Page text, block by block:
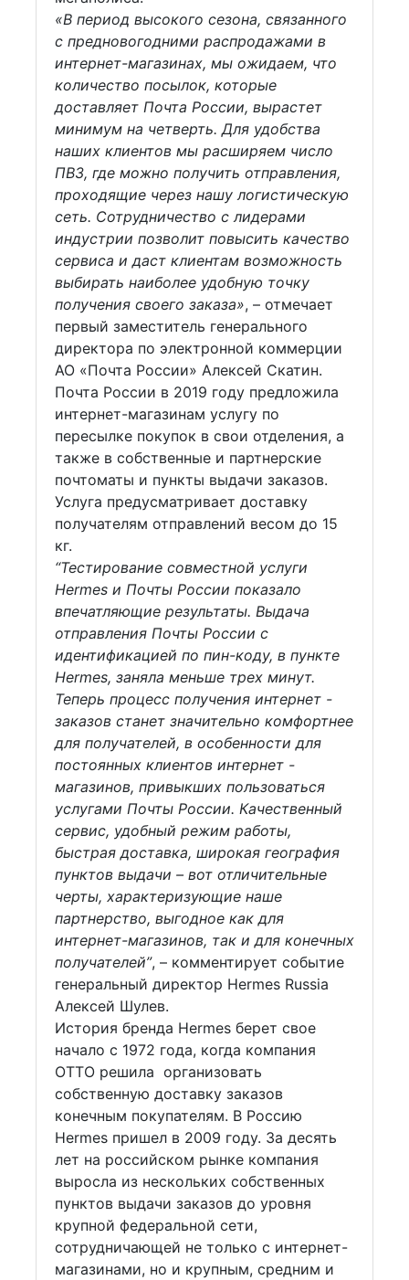
«В период высокого сезона, связанного
с предновогодними распродажами в
интернет-магазинах, мы ожидаем, что
количество посылок, которые
доставляет Почта России, вырастет
минимум на четверть. Для удобства
наших клиентов мы расширяем число
ПВЗ, где можно получить отправления,
проходящие через нашу логистическую
сеть. Сотрудничество с лидерами
индустрии позволит повысить качество
сервиса и даст клиентам возможность
выбирать наиболее удобную точку
получения своего заказа», – отмечает
первый заместитель генерального
директора по электронной коммерции
АО «Почта России» Алексей Скатин.
Почта России в 2019 году предложила
интернет-магазинам услугу по
пересылке покупок в свои отделения, а
также в собственные и партнерские
почтоматы и пункты выдачи заказов.
Услуга предусматривает доставку
получателям отправлений весом до 15
кг.
“Тестирование совместной услуги
Hermes и Почты России показало
впечатляющие результаты. Выдача
отправления Почты России с
идентификацией по пин-коду, в пункте
Hermes, заняла меньше трех минут.
Теперь процесс получения интернет -
заказов станет значительно комфортнее
для получателей, в особенности для
постоянных клиентов интернет -
магазинов, привыкших пользоваться
услугами Почты России. Качественный
сервис, удобный режим работы,
быстрая доставка, широкая география
пунктов выдачи – вот отличительные
черты, характеризующие наше
партнерство, выгодное как для
интернет-магазинов, так и для конечных
получателей”, – комментирует событие
генеральный директор Hermes Russia
Алексей Шулев.
История бренда Hermes берет свое
начало с 1972 года, когда компания
OTTO решила организовать
собственную доставку заказов
конечным покупателям. В Россию
Hermes пришел в 2009 году. За десять
лет на российском рынке компания
выросла из нескольких собственных
пунктов выдачи заказов до уровня
крупной федеральной сети,
сотрудничающей не только с интернет-
магазинами, но и крупным, средним и